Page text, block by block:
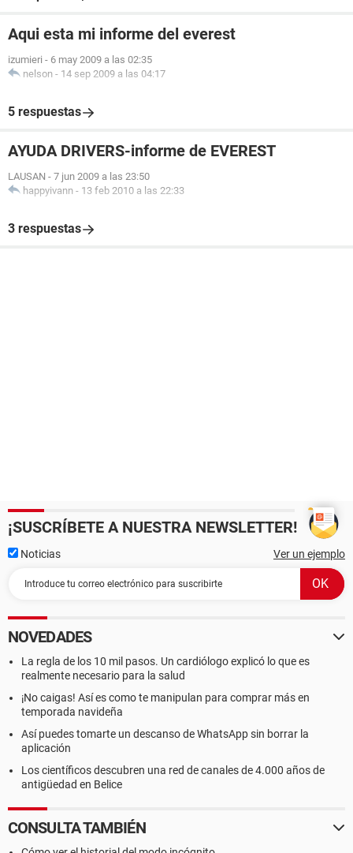
Aqui esta mi informe del everest
izumieri - 6 may 2009 a las 02:35
nelson - 14 sep 2009 a las 04:17
5 respuestas
AYUDA DRIVERS-informe de EVEREST
LAUSAN - 7 jun 2009 a las 23:50
happyivann - 13 feb 2010 a las 22:33
3 respuestas
¡SUSCRÍBETE A NUESTRA NEWSLETTER!
Noticias Ver un ejemplo
NOVEDADES
La regla de los 10 mil pasos. Un cardiólogo explicó lo que es
realmente necesario para la salud
¡No caigas! Así es como te manipulan para comprar más en
temporada navideña
Así puedes tomarte un descanso de WhatsApp sin borrar la
aplicación
Los científicos descubren una red de canales de 4.000 años de
antigüedad en Belice
CONSULTA TAMBIÉN